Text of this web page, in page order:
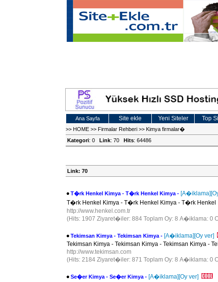
Ana Sayfa Site ekle Yeni Siteler Top
>> HOME >> Firmalar Rehberi >> Kimya firmalar�
Kategori: 0 Link: 70 Hits: 64486
Link: 70
T�rk Henkel Kimya - T�rk Henkel Kimya - [A�iklama]
T�rk Henkel Kimya - T�rk Henkel Kimya - T�rk Henkel
http://www.henkel.com.tr
(Hits: 1907 Ziyaret�iler: 884 Toplam Oy: 8 A�iklama: 0
Tekimsan Kimya - Tekimsan Kimya - [A�iklama][Oy ver]
Tekimsan Kimya - Tekimsan Kimya - Tekimsan Kimya -
http://www.tekimsan.com
(Hits: 2184 Ziyaret�iler: 871 Toplam Oy: 8 A�iklama: 0
Se�er Kimya - Se�er Kimya - [A�iklama][Oy ver]